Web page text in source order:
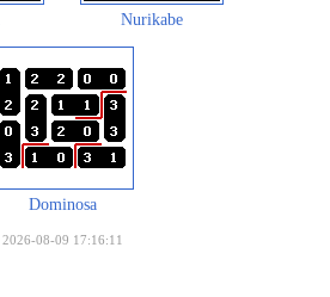
Nurikabe
Dominosa
2026-08-09 17:16:11